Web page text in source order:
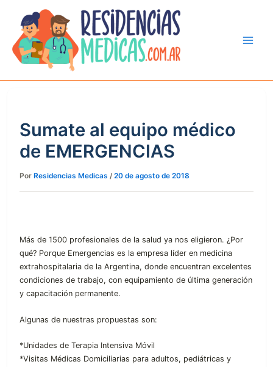
contenido
Sumate al equipo médico
de EMERGENCIAS
Por Residencias Medicas /20 de agosto de 2018
Más de 1500 profesionales de la salud ya nos eligieron. ¿Por
qué? Porque Emergencias es la empresa líder en medicina
extrahospitalaria de la Argentina, donde encuentran excelentes
condiciones de trabajo, con equipamiento de última generación
y capacitación permanente.
Algunas de nuestras propuestas son:
*Unidades de Terapia Intensiva Móvil
*Visitas Médicas Domiciliarias para adultos, pediátricas y